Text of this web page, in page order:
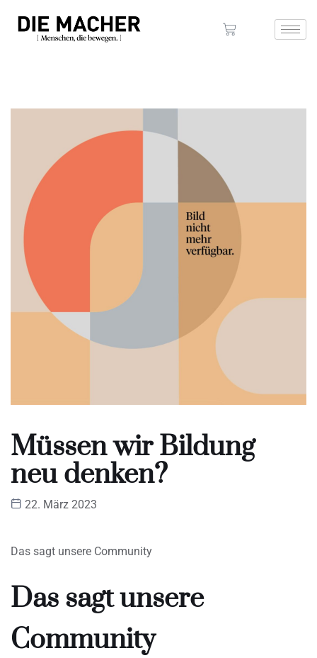
Müssen wir Bildung
neu denken?
22. März 2023
Das sagt unsere Community
Das sagt unsere
Community